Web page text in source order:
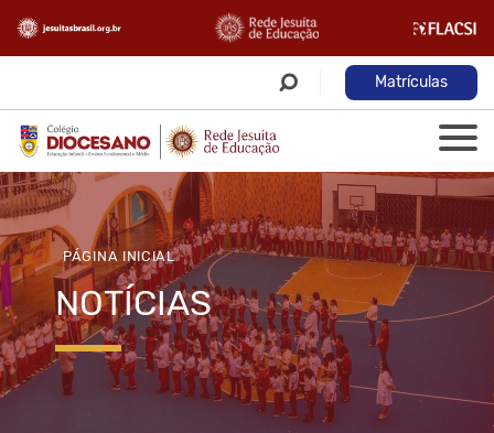
Matrículas
PÁGINA INICIAL
NOTÍCIAS